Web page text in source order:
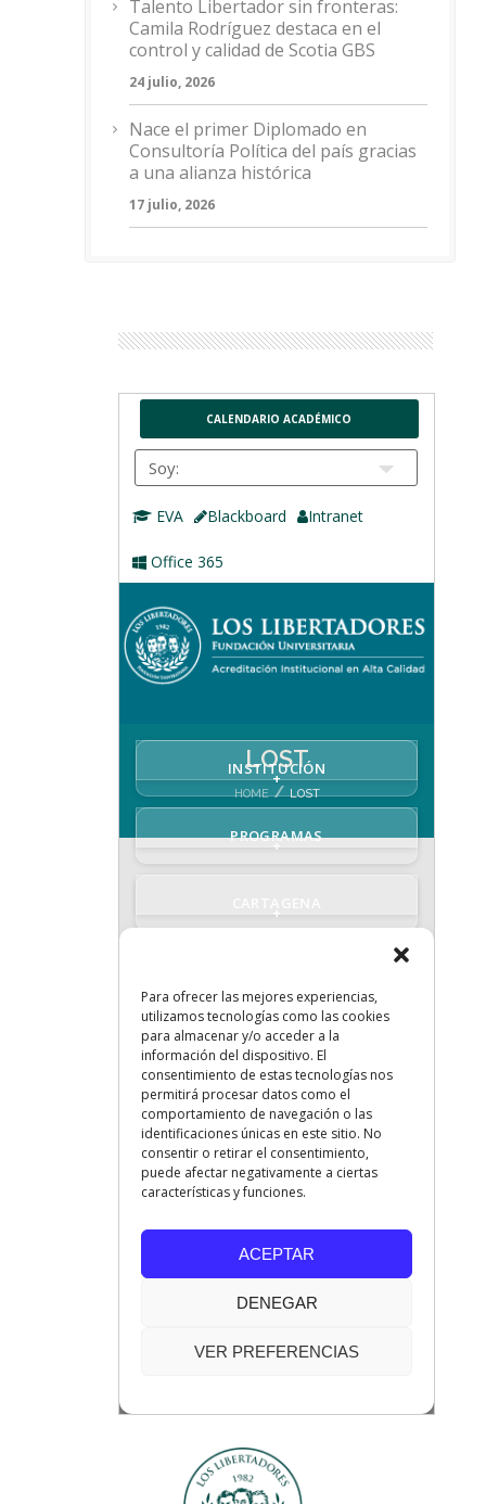
Talento Libertador sin fronteras:
Camila Rodríguez destaca en el
control y calidad de Scotia GBS
24 julio, 2026
Nace el primer Diplomado en
Consultoría Política del país gracias
a una alianza histórica
17 julio, 2026